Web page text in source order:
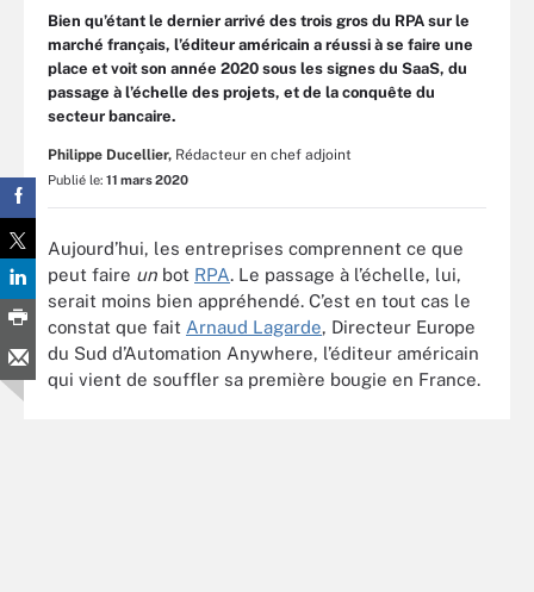
Bien qu’étant le dernier arrivé des trois gros du RPA sur le
marché français, l’éditeur américain a réussi à se faire une
place et voit son année 2020 sous les signes du SaaS, du
passage à l’échelle des projets, et de la conquête du
secteur bancaire.
Philippe Ducellier, Rédacteur en chef adjoint
Publié le: 11 mars 2020
Aujourd’hui, les entreprises comprennent ce que
peut faire un bot RPA. Le passage à l’échelle, lui,
serait moins bien appréhendé. C’est en tout cas le
constat que fait Arnaud Lagarde, Directeur Europe
du Sud d’Automation Anywhere, l’éditeur américain
qui vient de souffler sa première bougie en France.